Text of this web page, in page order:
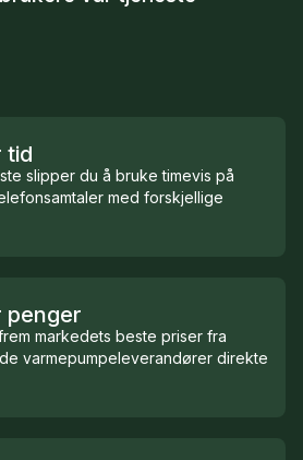
tid
slipper du å bruke timevis på
med forskjellige
penger
markedets beste priser fra
varmepumpeleverandører direkte